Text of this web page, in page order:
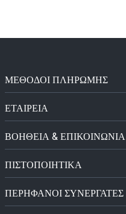
ΜΈΘΟΔΟΙ ΠΛΗΡΩΜΉΣ
ΕΤΑΙΡΕΙΑ
ΒΟΗΘΕΙΑ & ΕΠΙΚΟΙΝΩΝΙΑ
ΠΙΣΤΟΠΟΙΗΤΙΚΆ
ΠΕΡΉΦΑΝΟΙ ΣΥΝΕΡΓΆΤΕΣ